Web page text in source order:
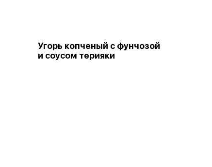
Угорь копченый с фунчозой
и соусом терияки